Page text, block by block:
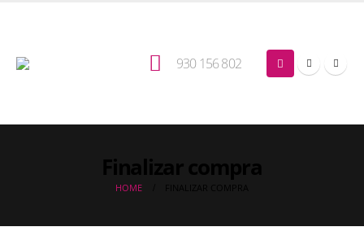
930 156 802
HOME